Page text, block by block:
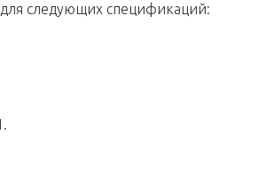
следующих спецификаций: